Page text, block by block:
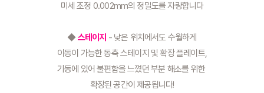
미세 조정 0.002mm의 정밀도를 자랑합니다
◆ 스테이지 - 낮은 위치에서도 수월하게
이동이 가능한 동축 스테이지 및 확장 플레이트,
기동에 있어 불편함을 느꼈던 부분 해소를 위한
확장된 공간이 제공됩니다!